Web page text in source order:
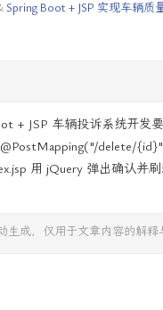
Spring Boot + JSP 实现车辆质
+ JSP 车辆投诉系统开发
delete/
用 jQuery 弹出确认并刷
，Ser
生成，仅用于文章内容的解释